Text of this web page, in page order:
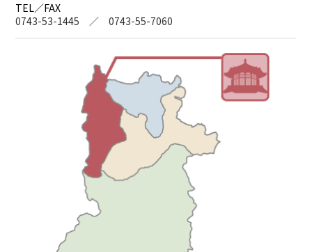
TEL／FAX
0743-53-1445 ／ 0743-55-7060